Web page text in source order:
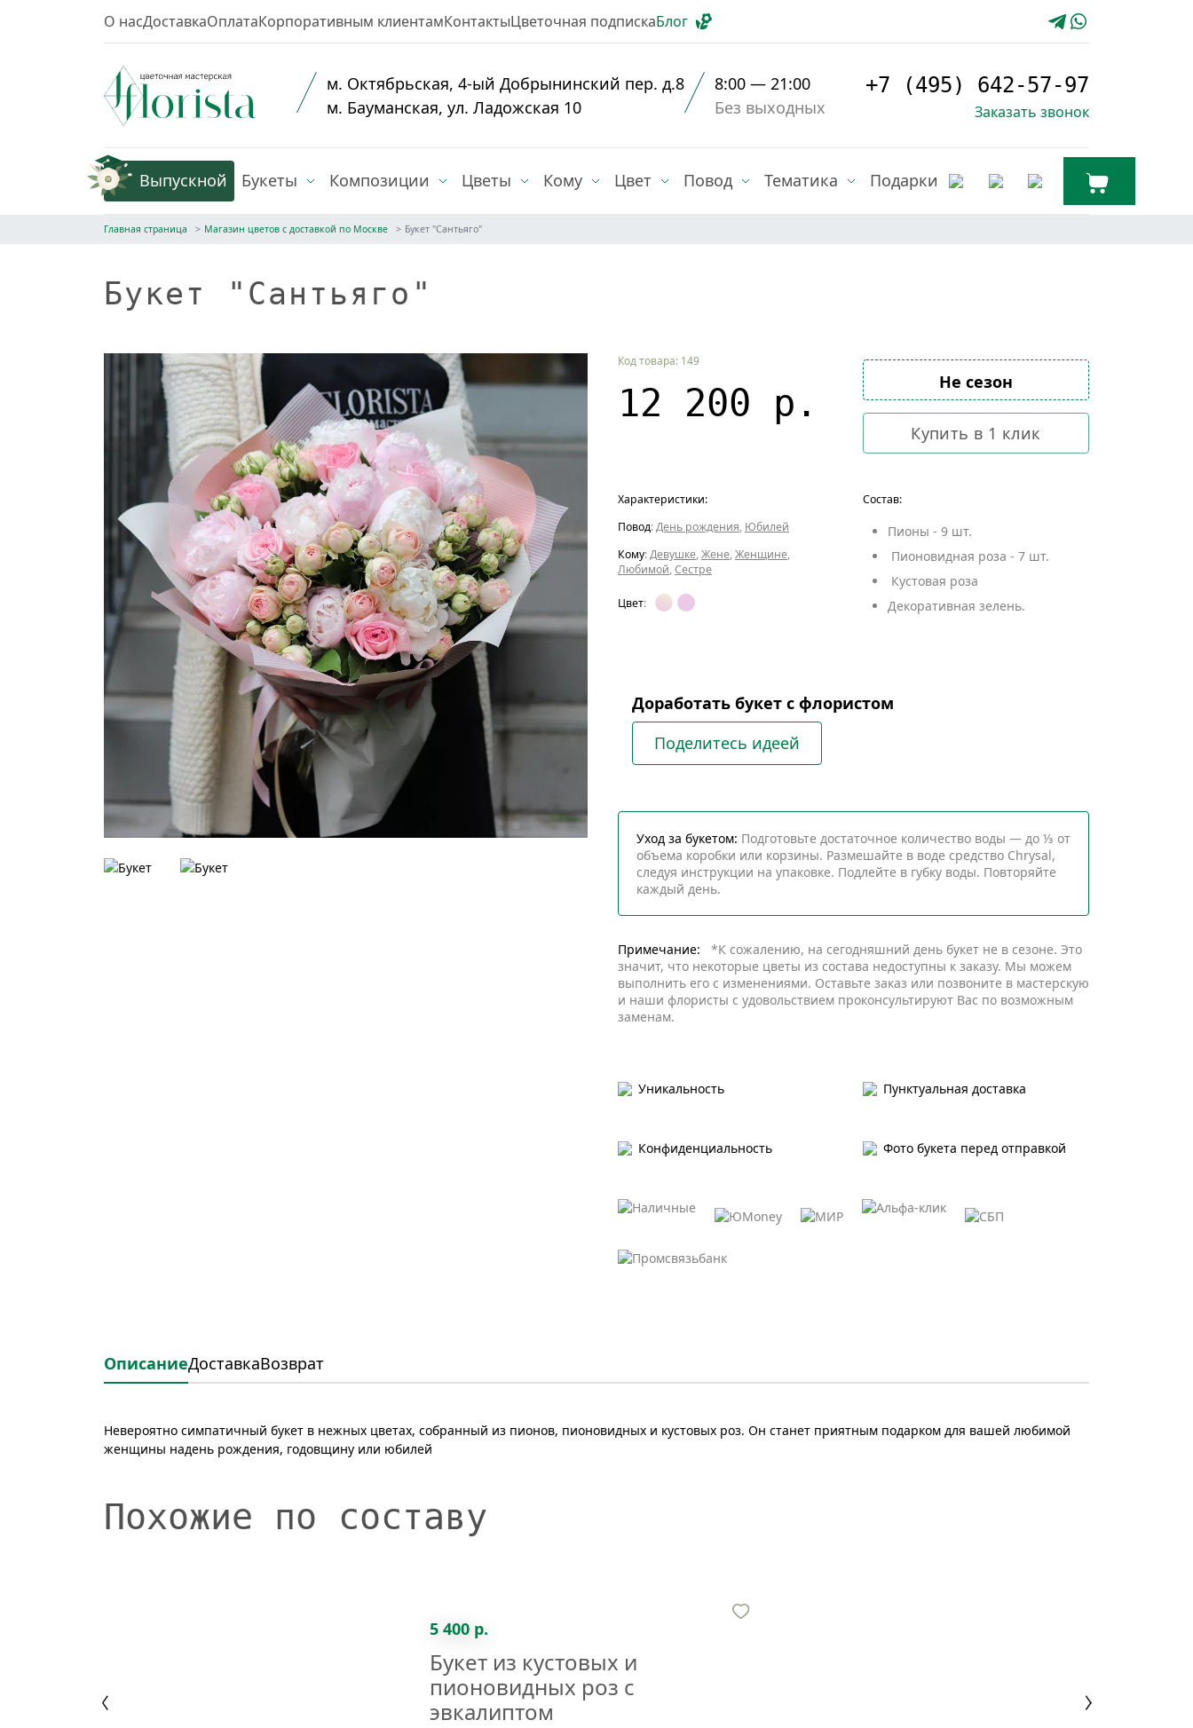
О насДоставкаОплатаКорпоративным клиентамКонтактыЦветочная подпискаБлог
м. Октябрьская, 4-ый Добрынинский пер. д.8
м. Бауманская, ул. Ладожская 10
8:00 — 21:00
Без выходных
+7 (495) 642-57-97
Заказать звонок
Выпускной Букеты Композиции Цветы Кому Цвет Повод Тематика Подарки
Главная страница Магазин цветов с доставкой по Москве Букет "Сантьяго"
Букет "Сантьяго"
Код товара: 149
12 200 р.
Не сезон
Купить в 1 клик
Характеристики:
Повод:День рождения, Юбилей
Кому:Девушке,Жене,Женщине,
Любимой,Сестре
Цвет:
Состав:
Пионы - 9 шт.
Пионовидная роза - 7 шт.
Кустовая роза
Декоративная зелень.
Доработать букет с флористом
Поделитесь идеей
Уход за букетом: Подготовьте достаточное количество воды — до ⅓ от
объема коробки или корзины. Размешайте в воде средство Chrysal,
следуя инструкции на упаковке. Подлейте в губку воды. Повторяйте
каждый день.
Примечание:
*К сожалению, на сегодняшний день букет не в сезоне. Это
значит, что некоторые цветы из состава недоступны к заказу. Мы можем
выполнить его с изменениями. Оставьте заказ или позвоните в мастерскую
и наши флористы с удовольствием проконсультируют Вас по возможным
заменам.
Уникальность Пунктуальная доставка
Конфиденциальность Фото букета перед отправкой
ОписаниеДоставкаВозврат
Невероятно симпатичный букет в нежных цветах, собранный из пионов, пионовидных и кустовых роз. Он станет приятным подарком для вашей любимой
женщины надень рождения, годовщину или юбилей
Похожие по составу
5 400 р.
Букет из кустовых и
пионовидных роз с
эвкалиптом